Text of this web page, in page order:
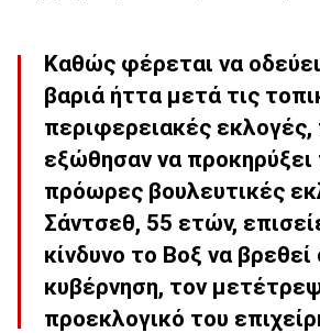
Καθώς φέρεται να
βαριά ήττα μετά τις
περιφερειακές εκλογές,
εξώθησαν να προκηρύξει
πρόωρες βουλευτικές
Σάντσεθ, 55 ετών,
κίνδυνο το Βοξ να βρεθεί
κυβέρνηση, τον
προεκλογικό του